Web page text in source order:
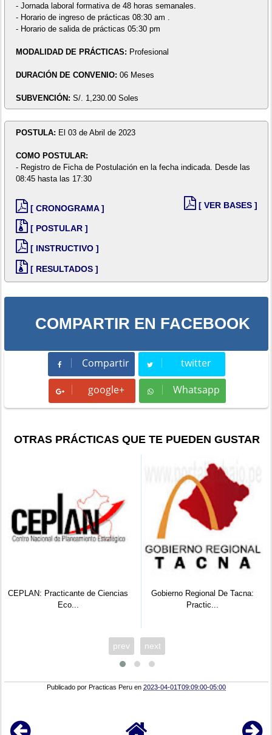
- Jornada laboral formativa de 48 horas semanales.
- Horario de ingreso de prácticas 08:30 am .
- Horario de salida de prácticas 05:30 pm
MODALIDAD DE PRÁCTICAS: Profesional
DURACIÓN DE CONVENIO: 06 Meses
SUBVENCIÓN: S/. 1,230.00 Soles
POSTULA: El 03 de Abril de 2023
COMO POSTULAR:
- Registro de Ficha de Postulación en la fecha indicada. Desde las
08:45 hasta las 17:30
[ CRONOGRAMA ]
[ POSTULAR ]
[ INSTRUCTIVO ]
[ RESULTADOS ]
[ VER BASES ]
COMPARTIR EN FACEBOOK
Compartir
Compartir twitter
Tweet
google+ Whatsapp
Whatsapp
OTRAS PRÁCTICAS QUE TE PUEDEN GUSTAR
CEPLAN: Practicante de Ciencias
Eco...
Gobierno Regional De Tacna:
Practic...
prev next
Publicado porPracticas Peru en2023-04-01T09:09:00-05:00